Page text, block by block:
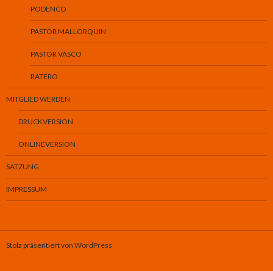
PODENCO
PASTOR MALLORQUIN
PASTOR VASCO
RATERO
MITGLIED WERDEN
DRUCKVERSION
ONLINEVERSION
SATZUNG
IMPRESSUM
Stolz präsentiert von WordPress